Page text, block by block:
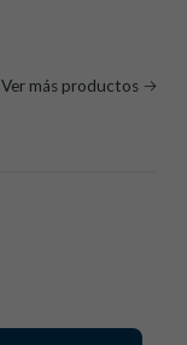
Ver más productos